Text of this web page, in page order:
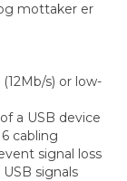
mottaker er
s) or low-
a USB device
cabling
signal loss
signals